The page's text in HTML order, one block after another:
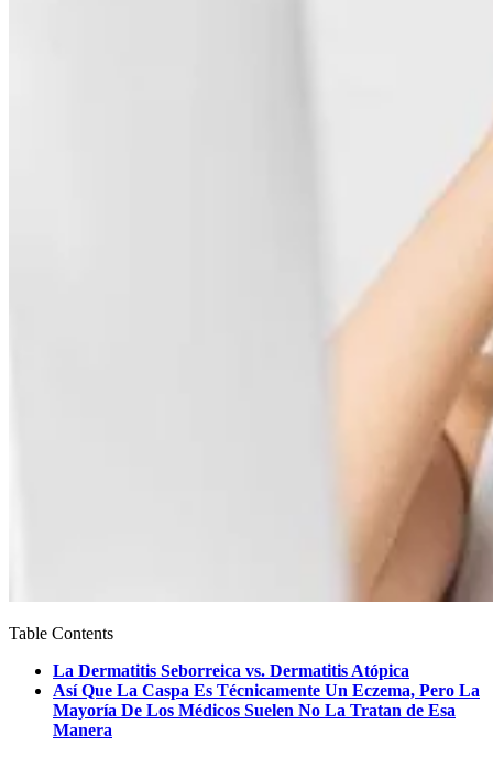
Table Contents
La Dermatitis Seborreica vs. Dermatitis Atópica
Así Que La Caspa Es Técnicamente Un Eczema, Pero La
Mayoría De Los Médicos Suelen No La Tratan de Esa
Manera